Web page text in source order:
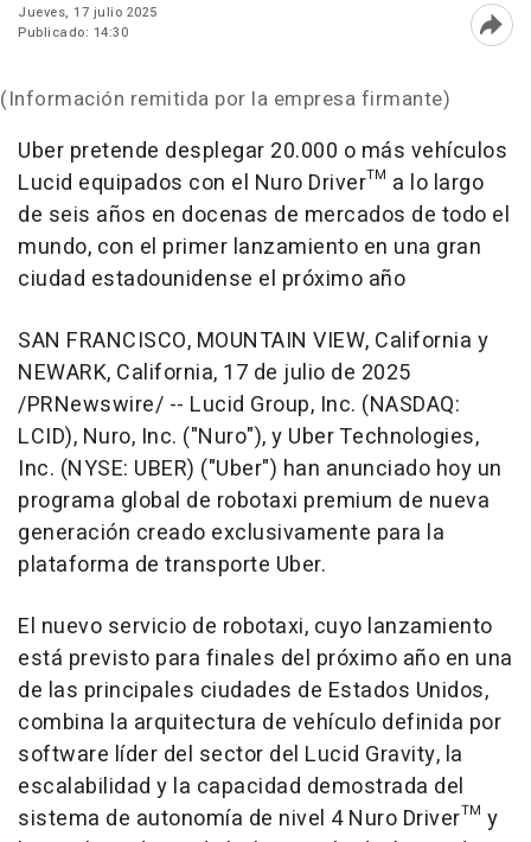
Jueves, 17 julio 2025
Publicado: 14:30
(Información remitida por la empresa firmante)
Uber pretende desplegar 20.000 o más vehículos
Lucid equipados con el Nuro Driver™ a lo largo
de seis años en docenas de mercados de todo el
mundo, con el primer lanzamiento en una gran
ciudad estadounidense el próximo año
SAN FRANCISCO, MOUNTAIN VIEW, California y
NEWARK, California, 17 de julio de 2025
/PRNewswire/ -- Lucid Group, Inc. (NASDAQ:
LCID), Nuro, Inc. ("Nuro"), y Uber Technologies,
Inc. (NYSE: UBER) ("Uber") han anunciado hoy un
programa global de robotaxi premium de nueva
generación creado exclusivamente para la
plataforma de transporte Uber.
El nuevo servicio de robotaxi, cuyo lanzamiento
está previsto para finales del próximo año en una
de las principales ciudades de Estados Unidos,
combina la arquitectura de vehículo definida por
software líder del sector del Lucid Gravity, la
escalabilidad y la capacidad demostrada del
sistema de autonomía de nivel 4 Nuro Driver™ y